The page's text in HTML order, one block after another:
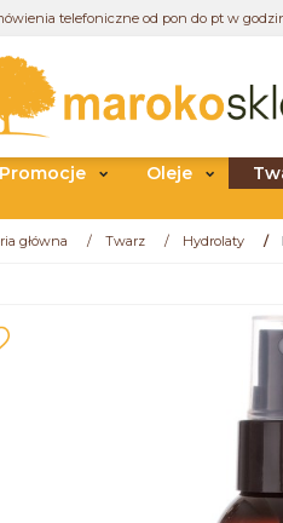
telefoniczne od pon do pt w
Promocje Oleje
główna / Twarz / Hydrolaty /